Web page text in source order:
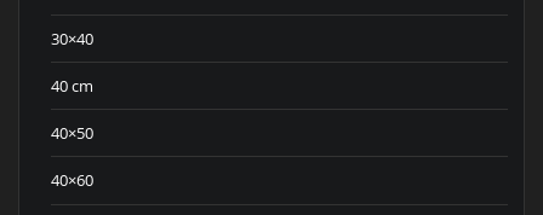
30×40
40 cm
40×50
40×60